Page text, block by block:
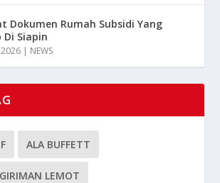
Dokumen Rumah Subsidi Yang
Di Siapin
| NEWS
ALA BUFFETT
LEMOT